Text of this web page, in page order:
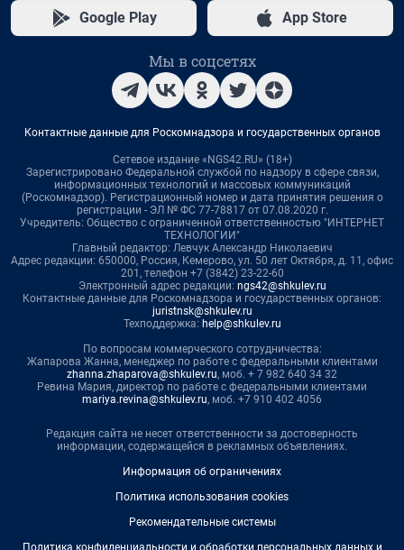
Google Play App Store
Мы в соцсетях
Контактные данные для Роскомнадзора и государственных органов
Сетевое издание «NGS42.RU» (18+)
Зарегистрировано Федеральной службой по надзору в сфере связи,
информационных технологий и массовых коммуникаций
(Роскомнадзор). Регистрационный номер и дата принятия решения о
регистрации - ЭЛ № ФС 77-78817 от 07.08.2020 г.
Учредитель: Общество с ограниченной ответственностью "ИНТЕРНЕТ
ТЕХНОЛОГИИ"
Главный редактор: Левчук Александр Николаевич
Адрес редакции: 650000, Россия, Кемерово, ул. 50 лет Октября, д. 11, офис
201, телефон +7 (3842) 23-22-60
Электронный адрес редакции: ngs42@shkulev.ru
Контактные данные для Роскомнадзора и государственных органов:
juristnsk@shkulev.ru
Техподдержка: help@shkulev.ru
По вопросам коммерческого сотрудничества:
Жапарова Жанна, менеджер по работе с федеральными клиентами
zhanna.zhaparova@shkulev.ru, моб. + 7 982 640 34 32
Ревина Мария, директор по работе с федеральными клиентами
mariya.revina@shkulev.ru, моб. +7 910 402 4056
Редакция сайта не несет ответственности за достоверность
информации, содержащейся в рекламных объявлениях.
Информация об ограничениях
Политика использования cookies
Рекомендательные системы